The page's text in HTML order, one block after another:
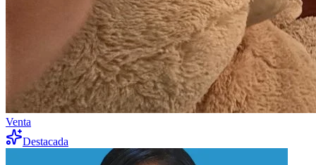
Venta
Destacada